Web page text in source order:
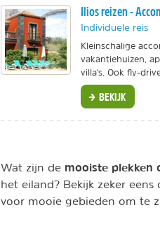
Ilios reizen -
Individuele reis
Kleinschalige
vakantiehuizen,
villa's. Ook fly-
BEKIJK
Wat zijn de mooiste plekken
het eiland? Bekijk zeker eens
voor mooie gebieden om te